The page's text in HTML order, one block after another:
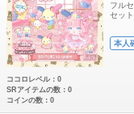
フル
セッ
本人
ココロレベル：0
SRアイテムの数：0
コインの数：0